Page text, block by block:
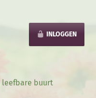
INLOGGEN
leefbare buurt